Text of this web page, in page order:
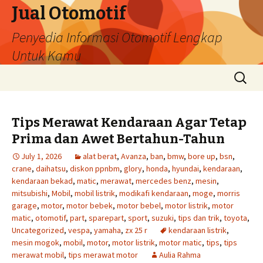
Jual Otomotif
Penyedia Informasi Otomotif Lengkap
Untuk Kamu
Search
for:
Tips Merawat Kendaraan Agar Tetap
Prima dan Awet Bertahun-Tahun
July 1, 2026 alat berat, Avanza, ban, bmw, bore up, bsn,
crane, daihatsu, diskon ppnbm, glory, honda, hyundai, kendaraan,
kendaraan bekad, matic, merawat, mercedes benz, mesin,
mitsubishi, Mobil, mobil listrik, modikafi kendaraan, moge, morris
garage, motor, motor bebek, motor bebel, motor listrik, motor
matic, otomotif, part, sparepart, sport, suzuki, tips dan trik, toyota,
Uncategorized, vespa, yamaha, zx 25 r kendaraan listrik,
mesin mogok, mobil, motor, motor listrik, motor matic, tips, tips
merawat mobil, tips merawat motor Aulia Rahma